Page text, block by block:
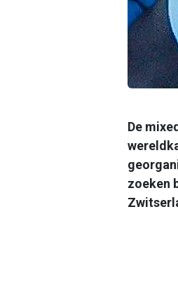
De
zoeken